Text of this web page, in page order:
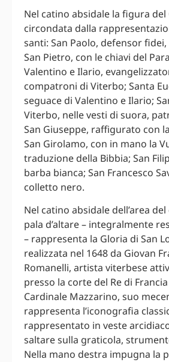
Nel catino absidale la figura
circondata dalla
santi: San Paolo, defensor fidei,
San Pietro, con le chiavi del
Valentino e Ilario,
compatroni di Viterbo; Santa
seguace di Valentino e Ilario;
Viterbo, nelle vesti di suora,
San Giuseppe, raffigurato con
San Girolamo, con in mano la
traduzione della Bibbia; San
barba bianca; San Francesco
colletto nero.
Nel catino absidale dell’area
pala d’altare – integralmente
– rappresenta la Gloria di San
realizzata nel 1648 da Giovan
Romanelli, artista viterbese
presso la corte del Re di
Cardinale Mazzarino, suo
rappresenta l’iconografia
rappresentato in veste
saltare sulla graticola,
Nella mano destra impugna la